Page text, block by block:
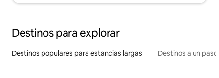
Destinos para explorar
Destinos populares para estancias largas Destinos a un